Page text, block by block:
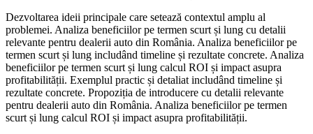
Dezvoltarea ideii principale care setează contextul amplu al
problemei. Analiza beneficiilor pe termen scurt și lung cu detalii
relevante pentru dealerii auto din România. Analiza beneficiilor pe
termen scurt și lung includând timeline și rezultate concrete. Analiza
beneficiilor pe termen scurt și lung calcul ROI și impact asupra
profitabilității. Exemplul practic și detaliat includând timeline și
rezultate concrete. Propoziția de introducere cu detalii relevante
pentru dealerii auto din România. Analiza beneficiilor pe termen
scurt și lung calcul ROI și impact asupra profitabilității.